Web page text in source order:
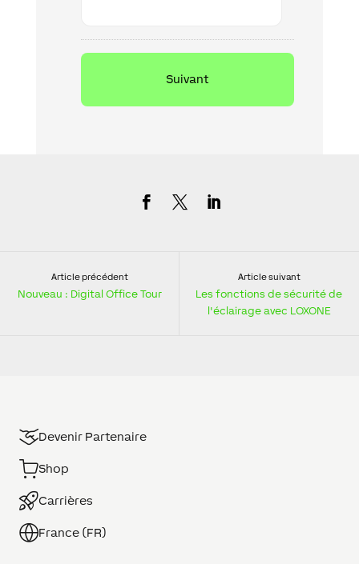
Article précédent
Nouveau : Digital Office Tour
Article suivant
Les fonctions de sécurité de
l'éclairage avec LOXONE
Devenir Partenaire
Shop
Carrières
France (FR)